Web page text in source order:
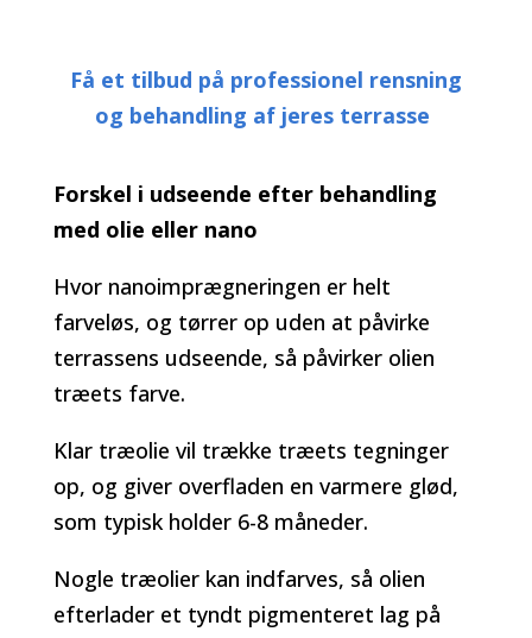
Få et tilbud på professionel rensning
og behandling af jeres terrasse
Forskel i udseende efter behandling
med olie eller nano
Hvor nanoimprægneringen er helt
farveløs, og tørrer op uden at påvirke
terrassens udseende, så påvirker olien
træets farve.
Klar træolie vil trække træets tegninger
op, og giver overfladen en varmere glød,
som typisk holder 6-8 måneder.
Nogle træolier kan indfarves, så olien
efterlader et tyndt pigmenteret lag på